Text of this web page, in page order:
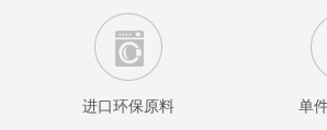
进口环保原料 单